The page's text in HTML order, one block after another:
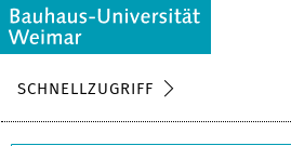
SCHNELLZUGRIFF